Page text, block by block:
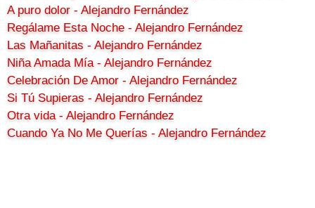
A puro dolor - Alejandro Fernández
Regálame Esta Noche - Alejandro Fernández
Las Mañanitas - Alejandro Fernández
Niña Amada Mía - Alejandro Fernández
Celebración De Amor - Alejandro Fernández
Si Tú Supieras - Alejandro Fernández
Otra vida - Alejandro Fernández
Cuando Ya No Me Querías - Alejandro Fernández